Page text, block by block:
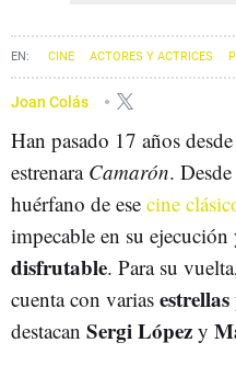
CINE ACTORES Y ACTRICES
Joan Colás
Han pasado 17 años
estrenara Camarón.
huérfano de ese cine
impecable en su
disfrutable. Para su
cuenta con varias
destacan Sergi López y